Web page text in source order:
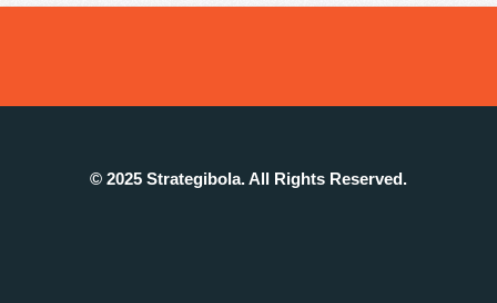
© 2025 Strategibola. All Rights Reserved.